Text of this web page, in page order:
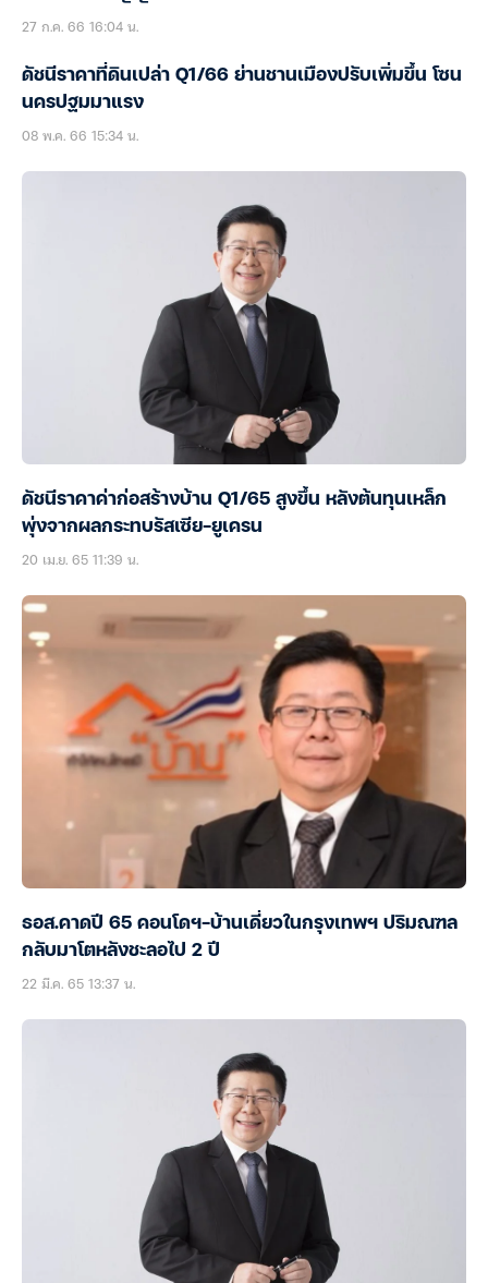
27 ก.ค. 66 16:04 น.
ดัชนีราคาที่ดินเปล่า Q1/66 ย่านชานเมืองปรับเพิ่มขึ้น โซน
นครปฐมมาแรง
08 พ.ค. 66 15:34 น.
ดัชนีราคาค่าก่อสร้างบ้าน Q1/65 สูงขึ้น หลังต้นทุนเหล็ก
พุ่งจากผลกระทบรัสเซีย-ยูเครน
20 เม.ย. 65 11:39 น.
ธอส.คาดปี 65 คอนโดฯ-บ้านเดี่ยวในกรุงเทพฯ ปริมณฑล
กลับมาโตหลังชะลอไป 2 ปี
22 มี.ค. 65 13:37 น.